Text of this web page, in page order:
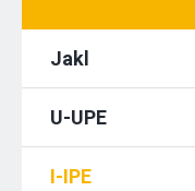
Jakl
U-UPE
I-IPE